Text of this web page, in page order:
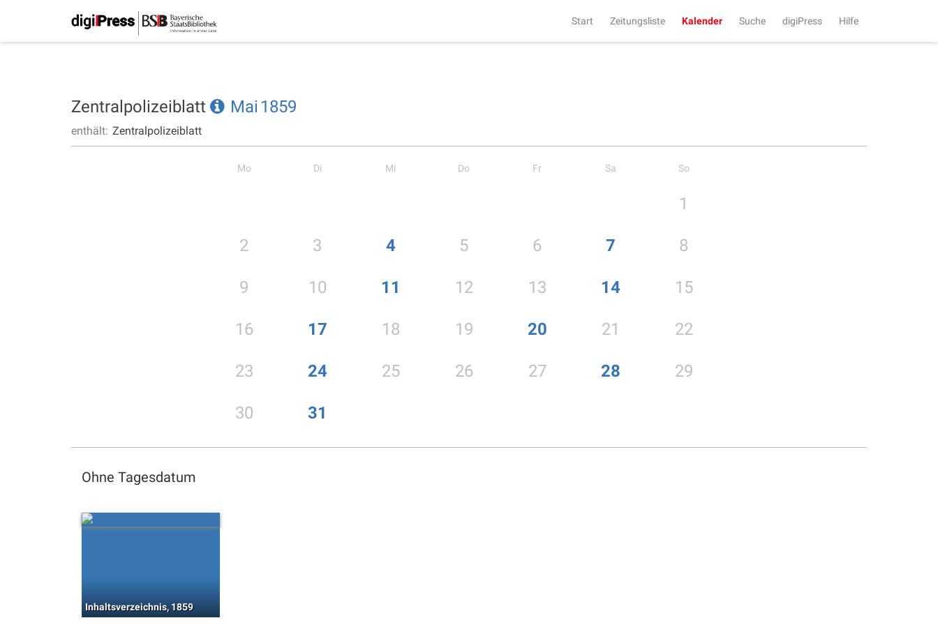
Start Zeitungsliste Kalender Suche digiPress Hilfe
Zentralpolizeiblatt Mai 1859
enthält: Zentralpolizeiblatt
Mo Di Mi Do Fr Sa So
1
2 3 4 5 6 7 8
9 10 11 12 13 14 15
16 17 18 19 20 21 22
23 24 25 26 27 28 29
30 31
Ohne Tagesdatum
Inhaltsverzeichnis, 1859